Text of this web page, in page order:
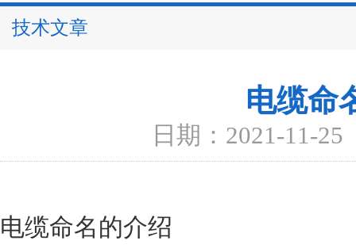
技术文章
电缆命
日期：2021-11-25
电缆命名的介绍